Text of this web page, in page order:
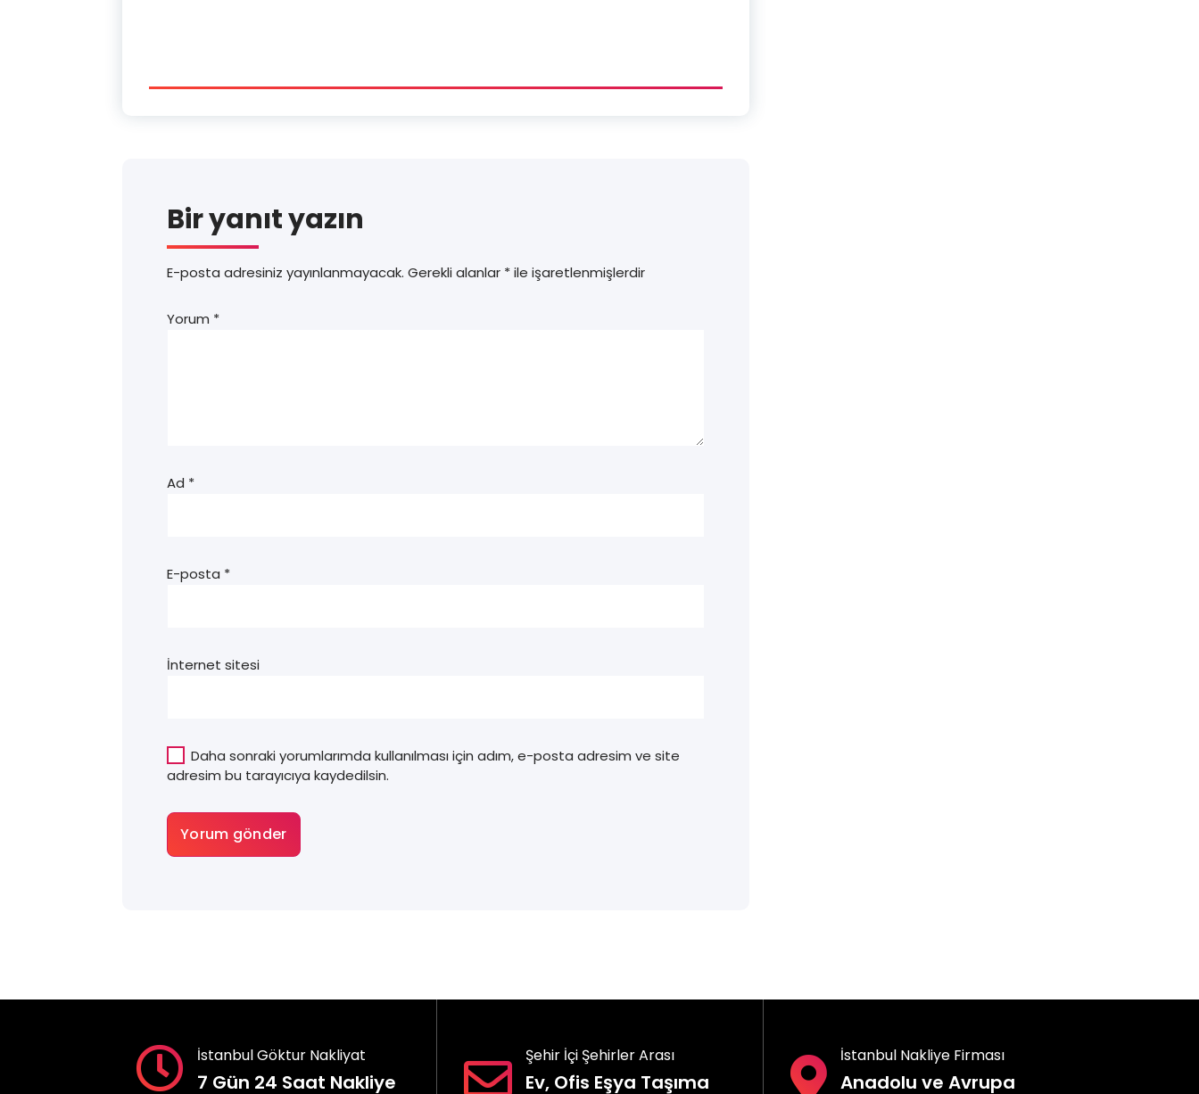
Bir yanıt yazın
E-posta adresiniz yayınlanmayacak. Gerekli alanlar *ile işaretlenmişlerdir
Yorum *
Ad *
E-posta *
İnternet sitesi
Daha sonraki yorumlarımda kullanılması için adım, e-posta adresim ve site
adresim bu tarayıcıya kaydedilsin.
İstanbul Göktur Nakliyat
7 Gün 24 Saat Nakliye
Şehir İçi Şehirler Arası
Ev, Ofis Eşya Taşıma
İstanbul Nakliye Firması
Anadolu ve Avrupa